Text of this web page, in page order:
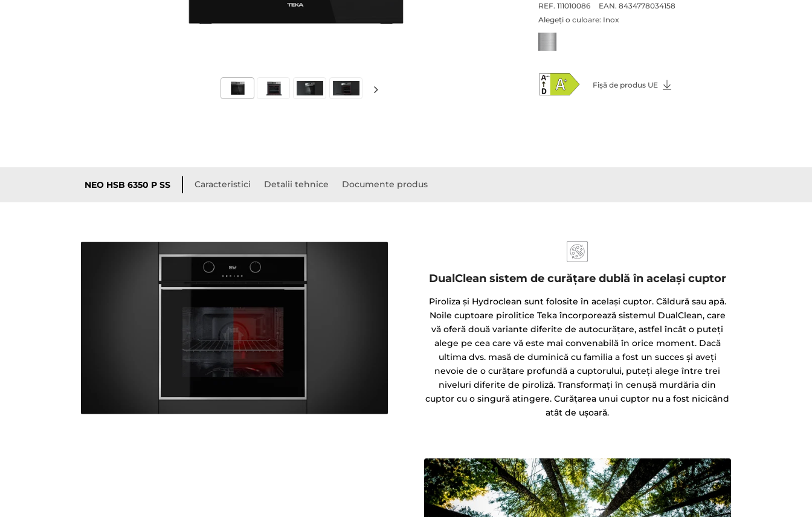
REF. 111010086
EAN. 8434778034158
Alegeți o culoare: Inox
Fișă de produs UE
NEO HSB 6350 P SS Caracteristici Detalii tehnice Documente produs
DualClean sistem de curățare dublă în același cuptor
Piroliza și Hydroclean sunt folosite în același cuptor. Căldură sau apă.
Noile cuptoare pirolitice Teka încorporează sistemul DualClean, care
vă oferă două variante diferite de autocurățare, astfel încât o puteți
alege pe cea care vă este mai convenabilă în orice moment. Dacă
ultima dvs. masă de duminică cu familia a fost un succes și aveți
nevoie de o curățare profundă a cuptorului, puteți alege între trei
niveluri diferite de piroliză. Transformaţi în cenușă murdăria din
cuptor cu o singură atingere. Curățarea unui cuptor nu a fost nicicând
atât de ușoară.